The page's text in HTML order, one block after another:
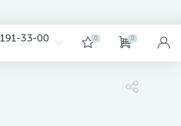
191-33-00 0 0